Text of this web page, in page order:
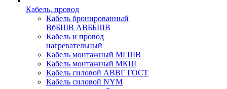
Кабель, провод
Кабель бронированный
ВбБШВ АВББШВ
Кабель и провод
нагревательный
Кабель монтажный МГШВ
Кабель монтажный МКШ
Кабель силовой АВВГ ГОСТ
Кабель силовой NYM